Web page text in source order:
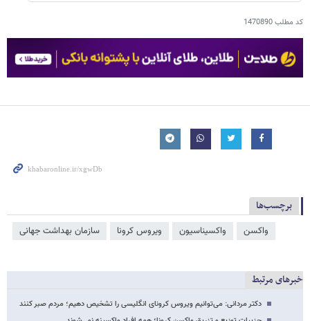
کد مطلب1470890
برچسب‌ها
واکسن واکسیناسیون ویروس کرونا سازمان بهداشت جهانی
خبرهای مرتبط
دکتر مردانی: می‌توانیم ویروس کرونای انگلیسی را تشخیص دهیم؛ مردم صبر کنند